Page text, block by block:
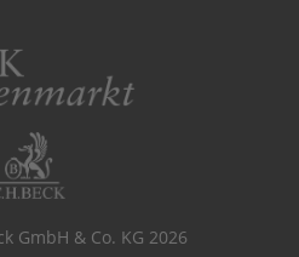
GmbH & Co. KG 2026